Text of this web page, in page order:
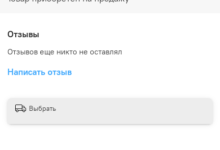
Отзывы
Отзывов еще никто не оставлял
Написать отзыв
Выбрать